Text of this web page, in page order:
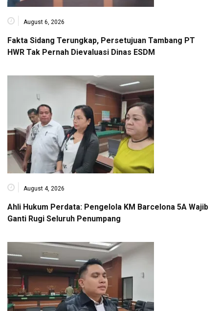
August 6, 2026
Fakta Sidang Terungkap, Persetujuan Tambang PT
HWR Tak Pernah Dievaluasi Dinas ESDM
August 4, 2026
Ahli Hukum Perdata: Pengelola KM Barcelona 5A Wajib
Ganti Rugi Seluruh Penumpang